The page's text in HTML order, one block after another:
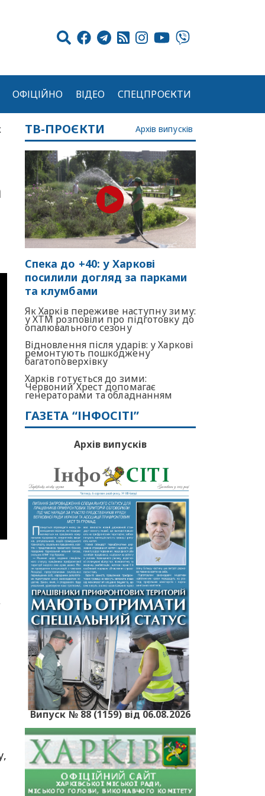
ОФІЦІЙНО ВІДЕО СПЕЦПРОЄКТИ
ТВ-ПРОЄКТИ Архів випусків
Спека до +40: у Харкові
посилили догляд за парками
та клумбами
Як Харків переживе наступну зиму:
у ХТМ розповіли про підготовку до
опалювального сезону
Відновлення після ударів: у Харкові
ремонтують пошкоджену
багатоповерхівку
Харків готується до зими:
Червоний Хрест допомагає
генераторами та обладнанням
ГАЗЕТА “ІНФОСІТІ”
Архів випусків
Випуск № 88 (1159) від 06.08.2026